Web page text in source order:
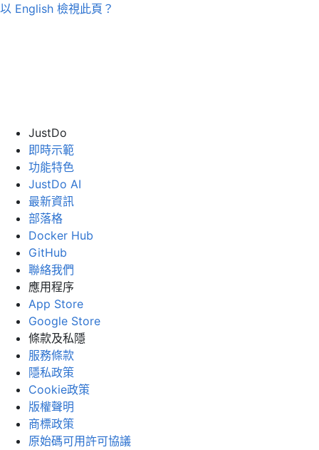
以 English 檢視此頁？
JustDo
即時示範
功能特色
JustDo AI
最新資訊
部落格
Docker Hub
GitHub
聯絡我們
應用程序
App Store
Google Store
條款及私隱
服務條款
隱私政策
Cookie政策
版權聲明
商標政策
原始碼可用許可協議